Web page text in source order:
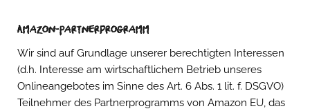
Amazon-Partnerprogramm
Wir sind auf Grundlage unserer berechtigten Interessen
(d.h. Interesse am wirtschaftlichem Betrieb unseres
Onlineangebotes im Sinne des Art. 6 Abs. 1 lit. f. DSGVO)
Teilnehmer des Partnerprogramms von Amazon EU, das